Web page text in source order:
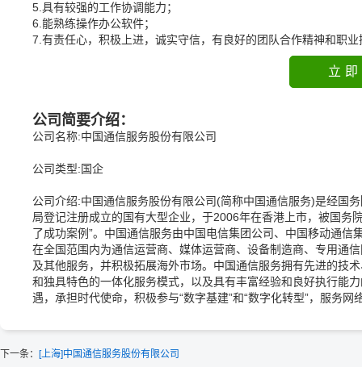
5.具有较强的工作协调能力；
6.能熟练操作办公软件；
7.有责任心，积极上进，诚实守信，有良好的团队合作精神和职
立
公司简要介绍：
公司名称:中国通信服务股份有限公司
公司类型:国企
公司介绍:中国通信服务股份有限公司(简称中国通信服务)是经国
局登记注册成立的国有大型企业，于2006年在香港上市，被国务
了成功案例”。中国通信服务由中国电信集团公司、中国移动通
在全国范围内为通信运营商、媒体运营商、设备制造商、专用通
及其他服务，并积极拓展海外市场。中国通信服务拥有先进的技
和独具特色的一体化服务模式，以及具有丰富经验和良好执行能
遇，承担时代使命，积极参与“数字基建”和“数字化转型”，服务网
下一条： [上海]中国通信服务股份有限公司